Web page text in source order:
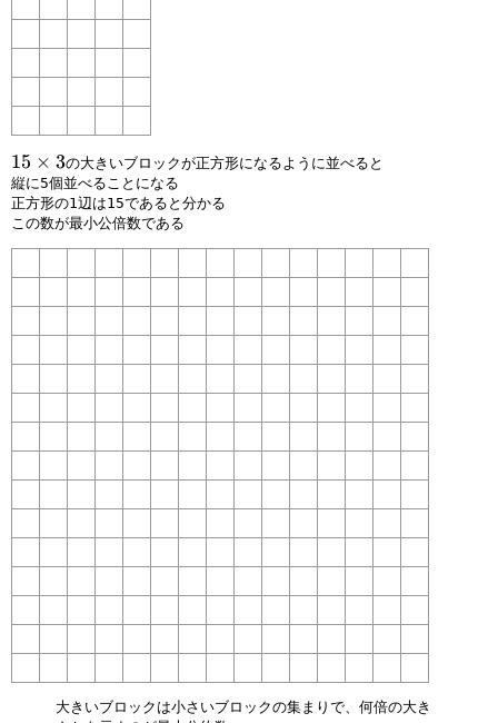
1
5
×
3
15 × 3の大きいブロックが正方形になるように並べると
縦に5個並べることになる
正方形の1辺は15であると分かる
この数が最小公倍数である
大きいブロックは小さいブロックの集まりで、何倍の大き